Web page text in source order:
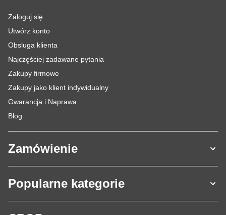
Zaloguj się
Utwórz konto
Obsluga klienta
Najczęściej zadawane pytania
Zakupy firmowe
Zakupy jako klient indywidualny
Gwarancja i Naprawa
Blog
Zamówienie
Popularne kategorie